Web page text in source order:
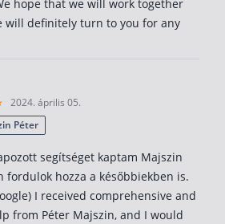
hope that we will work together
will definitely turn to you for any
2024. április 05.
Péter
segítséget kaptam Majszin
fordulok hozza a későbbiekben is.
I received comprehensive and
from Péter Majszin, and I would